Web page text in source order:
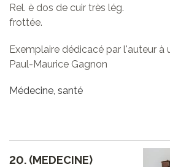
Rel. è dos de cuir très lég.
frottée.
Exemplaire dédicacé par l'auteur à
Paul-Maurice Gagnon
Médecine, santé
20. (MEDECINE)